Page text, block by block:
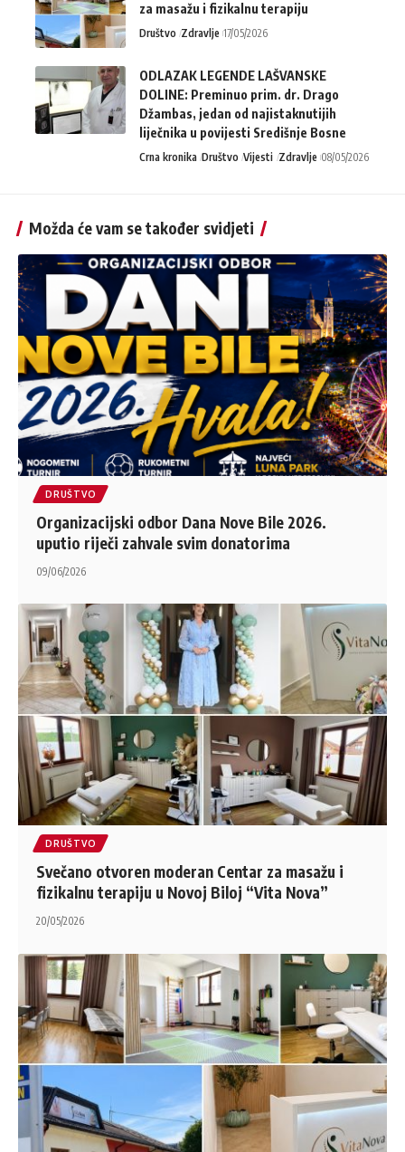
za masažu i fizikalnu terapiju
Društvo Zdravlje 17/05/2026
ODLAZAK LEGENDE LAŠVANSKE
DOLINE: Preminuo prim. dr. Drago
Džambas, jedan od najistaknutijih
liječnika u povijesti Središnje Bosne
Crna kronika Društvo Vijesti Zdravlje 08/05/2026
Možda će vam se također svidjeti
DRUŠTVO
Organizacijski odbor Dana Nove Bile 2026.
uputio riječi zahvale svim donatorima
09/06/2026
DRUŠTVO
Svečano otvoren moderan Centar za masažu i
fizikalnu terapiju u Novoj Biloj “Vita Nova”
20/05/2026